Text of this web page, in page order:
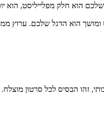
הוא חלק מפלייליסט, הוא
ומושך הוא הדגל שלכם. ערוץ
זהו הבסיס לכל סרטון